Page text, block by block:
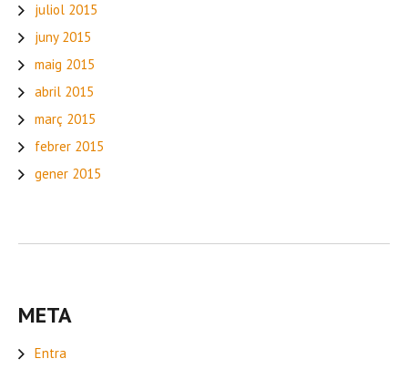
juliol 2015
juny 2015
maig 2015
abril 2015
març 2015
febrer 2015
gener 2015
META
Entra